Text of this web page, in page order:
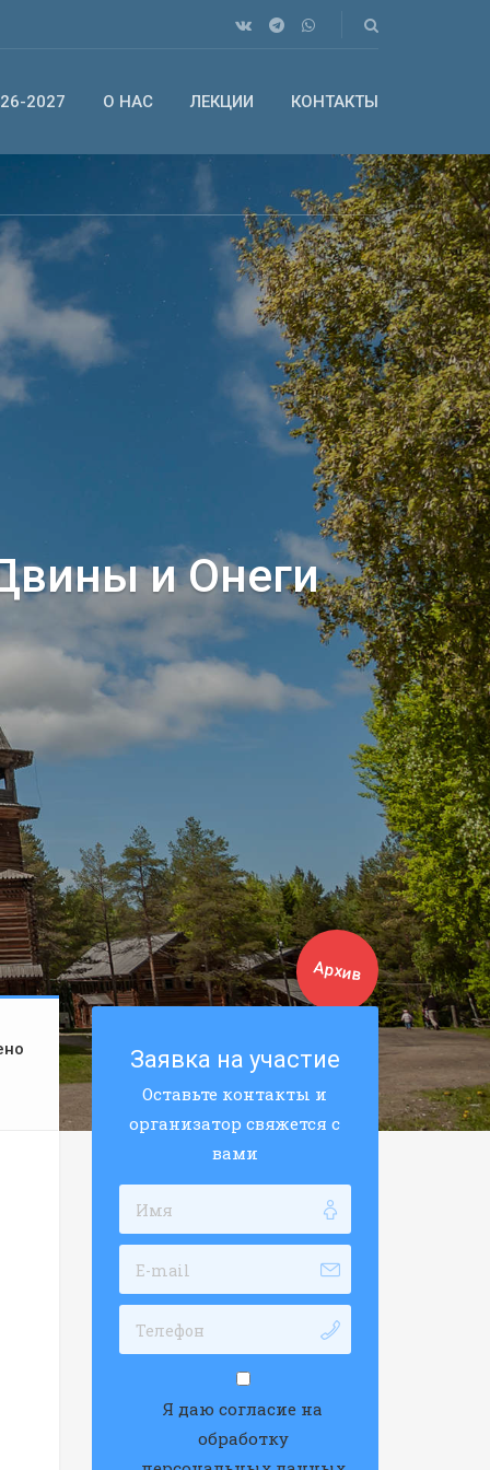
2027 О НАС ЛЕКЦИИ КОНТАКТЫ
и Онеги
Архив
Заявка на участие
Оставьте контакты и
организатор свяжется с
вами
Я даю согласие на
обработку